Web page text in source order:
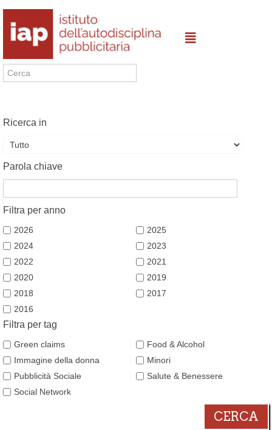
Ricerca in
Parola chiave
Filtra per anno
2026
2025
2024
2023
2022
2021
2020
2019
2018
2017
2016
Filtra per tag
Green claims
Food & Alcohol
Immagine della donna
Minori
Pubblicità Sociale
Salute & Benessere
Social Network
CERCA